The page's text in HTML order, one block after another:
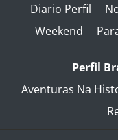
Diario Perfil
Weekend
Perfil
Aventuras Na